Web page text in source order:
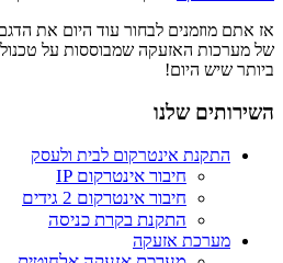
אז אתם מוזמנים לבחור עוד היום את
של מערכות האזעקה שמבוססות על
ביותר שיש היום!
השירותים שלנו
התקנת אינטרקום לבית ולעסק
חיבור אינטרקום IP
חיבור אינטרקום 2 גידים
התקנת בקרת כניסה
מערכת אזעקה